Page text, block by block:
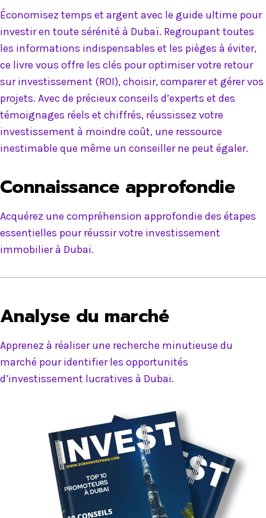
Économisez temps et argent avec le guide ultime pour
investir en toute sérénité à Dubaï. Regroupant toutes
les informations indispensables et les pièges à éviter,
ce livre vous offre les clés pour optimiser votre retour
sur investissement (ROI), choisir, comparer et gérer vos
projets. Avec de précieux conseils d’experts et des
témoignages réels et chiffrés, réussissez votre
investissement à moindre coût, une ressource
inestimable que même un conseiller ne peut égaler.
Connaissance approfondie
Acquérez une compréhension approfondie des étapes
essentielles pour réussir votre investissement
immobilier à Dubai.
Analyse du marché
Apprenez à réaliser une recherche minutieuse du
marché pour identifier les opportunités
d’investissement lucratives à Dubai.